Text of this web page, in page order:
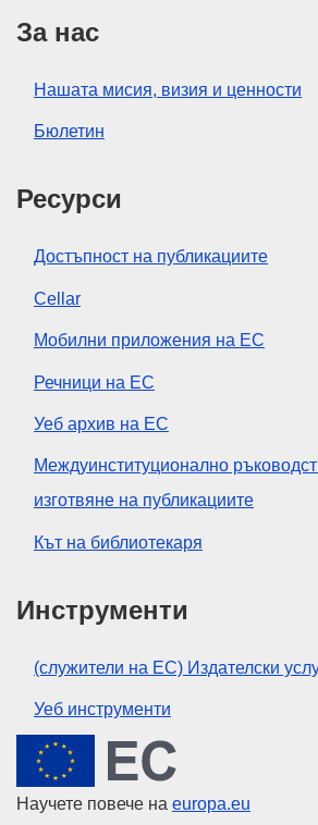
За нас
Нашата мисия, визия и ценности
Бюлетин
Ресурси
Достъпност на публикациите
Cellar
Мобилни приложения на ЕС
Речници на ЕС
Уеб архив на ЕС
Междуинституционално
изготвяне на публикациите
Кът на библиотекаря
Инструменти
(служители на ЕС) Издателски
Уеб инструменти
Европейски съюз
Научете повече на europa.eu